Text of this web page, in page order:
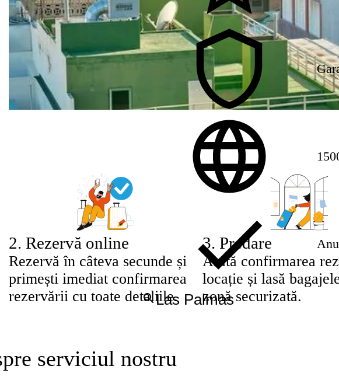
2. Rezervă online
Rezervă în câteva secunde și
primești imediat confirmarea
rezervării cu toate detaliile.
3. Predare
Arată confirmarea
locație și lasă
zonă securizată.
serviciul nostru